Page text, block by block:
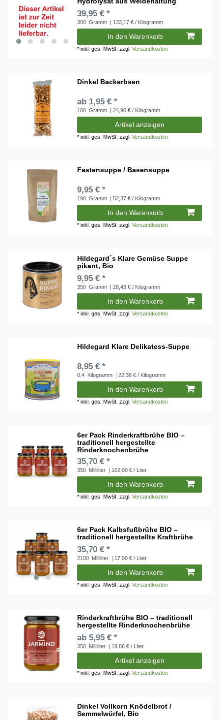
39,95 € *
300 Gramm | 133,17 € / Kilogramm
In den Warenkorb
*inkl. ges. MwSt. zzgl.Versandkosten
Dinkel Backerbsen
ab 1,95 € *
100 Gramm | 24,90 € / Kilogramm
Artikel anzeigen
*inkl. ges. MwSt. zzgl.Versandkosten
Fastensuppe / Basensuppe
9,95 € *
190 Gramm | 52,37 € / Kilogramm
In den Warenkorb
*inkl. ges. MwSt. zzgl.Versandkosten
Hildegard´s Klare Gemüse Suppe
pikant, Bio
9,95 € *
350 Gramm | 28,43 € / Kilogramm
In den Warenkorb
*inkl. ges. MwSt. zzgl.Versandkosten
Hildegard Klare Delikatess-Suppe
8,95 € *
0.4 Kilogramm | 22,38 € / Kilogramm
In den Warenkorb
*inkl. ges. MwSt. zzgl.Versandkosten
6er Pack Rinderkraftbrühe BIO –
traditionell hergestellte
Rinderknochenbrühe
35,70 € *
350 Milliliter | 102,00 € / Liter
In den Warenkorb
*inkl. ges. MwSt. zzgl.Versandkosten
6er Pack Kalbsfußbrühe BIO –
traditionell hergestellte Kraftbrühe
35,70 € *
2100 Milliliter | 17,00 € / Liter
In den Warenkorb
*inkl. ges. MwSt. zzgl.Versandkosten
Rinderkraftbrühe BIO – traditionell
hergestellte Rinderknochenbrühe
ab 5,95 € *
350 Milliliter | 19,86 € / Liter
Artikel anzeigen
*inkl. ges. MwSt. zzgl.Versandkosten
Dinkel Vollkorn Knödelbrot /
Semmelwürfel, Bio